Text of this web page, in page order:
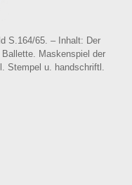
S.164/65. – Inhalt: Der
Maskenspiel der
Stempel u. handschriftl.